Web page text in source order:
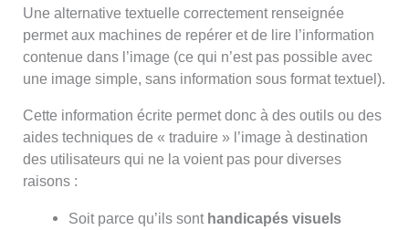
Une alternative textuelle correctement renseignée
permet aux machines de repérer et de lire l’information
contenue dans l’image (ce qui n’est pas possible avec
une image simple, sans information sous format textuel).
Cette information écrite permet donc à des outils ou des
aides techniques de « traduire » l’image à destination
des utilisateurs qui ne la voient pas pour diverses
raisons :
Soit parce qu’ils sont handicapés visuels